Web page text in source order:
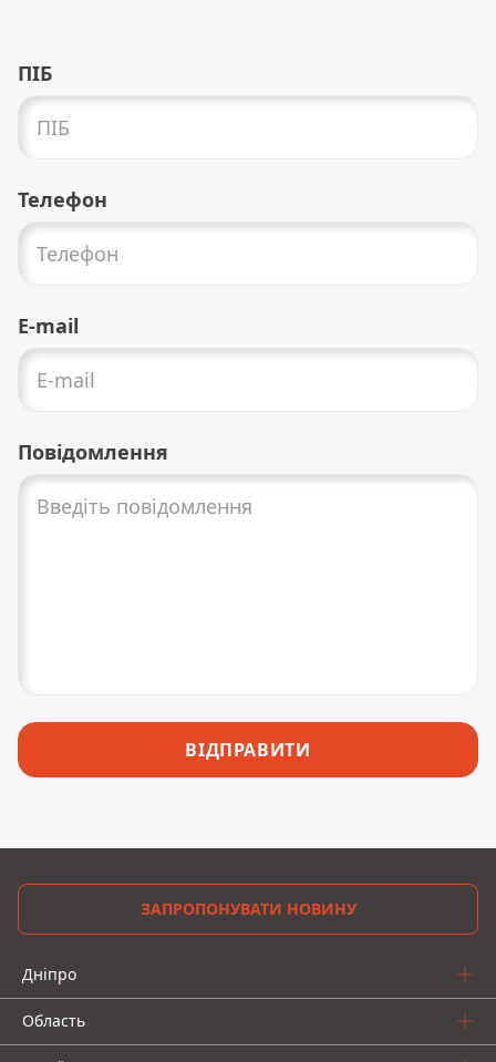
ПІБ
Телефон
E-mail
Повідомлення
ВІДПРАВИТИ
ЗАПРОПОНУВАТИ НОВИНУ
Дніпро
Область